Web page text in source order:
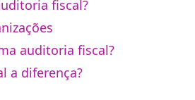
fiscal?
auditoria fiscal?
a diferença?